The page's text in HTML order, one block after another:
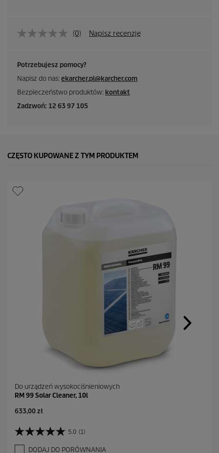
(0) Napisz recenzję
Potrzebujesz pomocy?
Napisz do nas:ekarcher.pl@karcher.com
Bezpieczeństwo produktów: kontakt
Zadzwoń: 12 63 97 105
CZĘSTO KUPOWANE Z TYM PRODUKTEM
Do urządzeń wysokociśnieniowych
RM 99 Solar Cleaner, 10l
A
t
u
a
633,00 zł
5.0 (1)
5
.
DODAJ DO PORÓWNANIA